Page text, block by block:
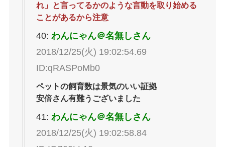
れ」と言ってるかのような言動を取り始める
ことがあるから注意
40: わんにゃん＠名無しさん
2018/12/25(火) 19:02:54.69
ID:qRASPoMb0
ペットの飼育数は景気のいい証拠
安倍さん有難うございました
41: わんにゃん＠名無しさん
2018/12/25(火) 19:02:58.84